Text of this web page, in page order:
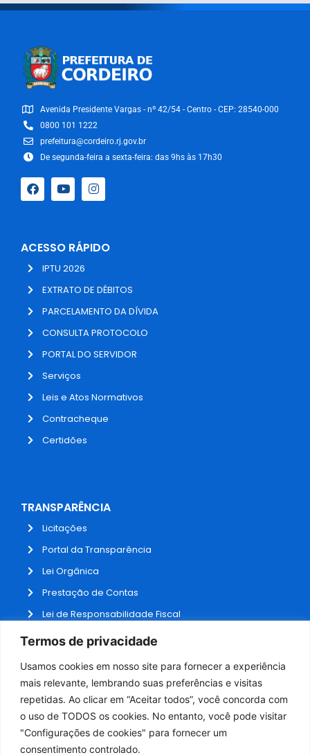
Termos de privacidade
Usamos cookies em nosso site para fornecer a experiência
mais relevante, lembrando suas preferências e visitas
repetidas. Ao clicar em “Aceitar todos”, você concorda com
o uso de TODOS os cookies. No entanto, você pode visitar
"Configurações de cookies" para fornecer um
consentimento controlado.
Avenida Presidente Vargas - nº 42/54 - Centro - CEP: 28540-000
0800 101 1222
prefeitura@cordeiro.rj.gov.br
De segunda-feira a sexta-feira: das 9hs às 17h30
ACESSO RÁPIDO
IPTU 2026
EXTRATO DE DÉBITOS
PARCELAMENTO DA DÍVIDA
CONSULTA PROTOCOLO
PORTAL DO SERVIDOR
Serviços
Leis e Atos Normativos
Contracheque
Certidões
TRANSPARÊNCIA
Licitações
Portal da Transparência
Lei Orgânica
Prestação de Contas
Lei de Responsabilidade Fiscal
Receitas e Despesas
Fale Conosco
ADMINISTRAÇÃO
Webmail